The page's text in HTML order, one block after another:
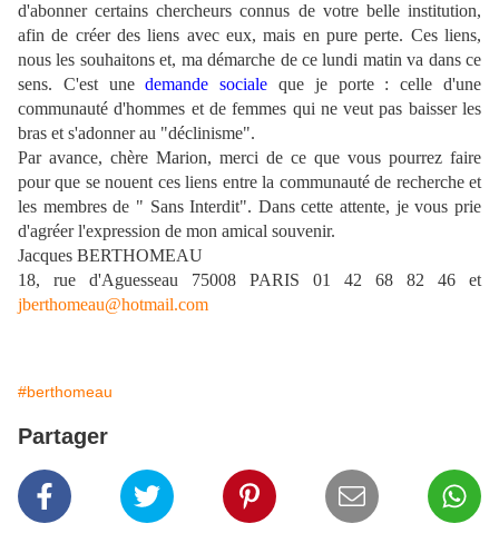
d'abonner certains chercheurs connus de votre belle institution,
afin de créer des liens avec eux, mais en pure perte. Ces liens,
nous les souhaitons et, ma démarche de ce lundi matin va dans ce
sens. C'est unedemande sociale que je porte : celle d'une
communauté d'hommes et de femmes qui ne veut pas baisser les
bras et s'adonner au "déclinisme".
Par avance, chère Marion, merci de ce que vous pourrez faire
pour que se nouent ces liens entre la communauté de recherche et
les membres de " Sans Interdit". Dans cette attente, je vous prie
d'agréer l'expression de mon amical souvenir.
Jacques BERTHOMEAU
18, rue d'Aguesseau 75008 PARIS 01 42 68 82 46 et
jberthomeau@hotmail.com
#berthomeau
Partager